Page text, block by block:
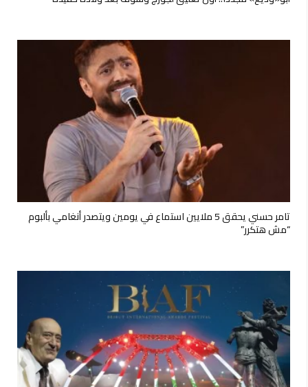
تامر حسني يحقق 5 ملايين استماع في يومين ويتصدر أنغامي بألبوم
“مش هتكرر”